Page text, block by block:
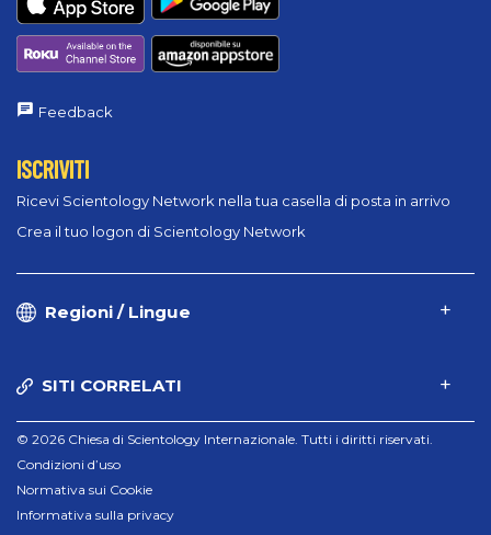
Feedback
ISCRIVITI
Ricevi Scientology Network nella tua casella di posta in arrivo
Crea il tuo logon di Scientology Network
Regioni / Lingue
SITI CORRELATI
© 2026 Chiesa di Scientology Internazionale. Tutti i diritti riservati.
Condizioni d’uso
Normativa sui Cookie
Informativa sulla privacy